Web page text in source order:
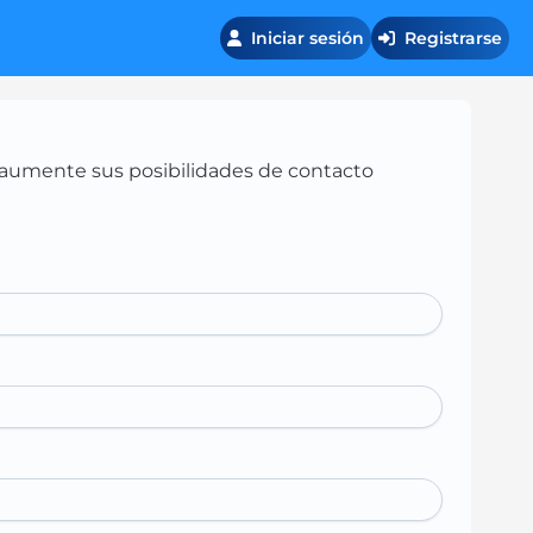
Iniciar sesión Registrarse
sus posibilidades de contacto